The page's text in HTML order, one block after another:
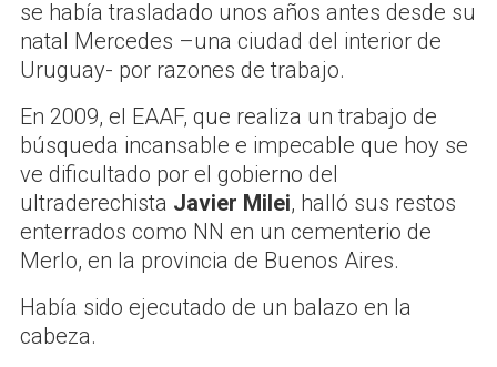
se había trasladado unos años antes desde su
natal Mercedes –una ciudad del interior de
Uruguay- por razones de trabajo.
En 2009, el EAAF, que realiza un trabajo de
búsqueda incansable e impecable que hoy se
ve dificultado por el gobierno del
ultraderechista Javier Milei, halló sus restos
enterrados como NN en un cementerio de
Merlo, en la provincia de Buenos Aires.
Había sido ejecutado de un balazo en la
cabeza.